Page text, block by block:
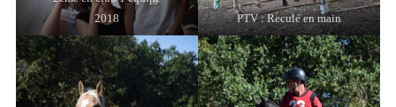
2018
PTV : Reculé en main